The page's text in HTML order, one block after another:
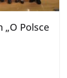
„O Polsce